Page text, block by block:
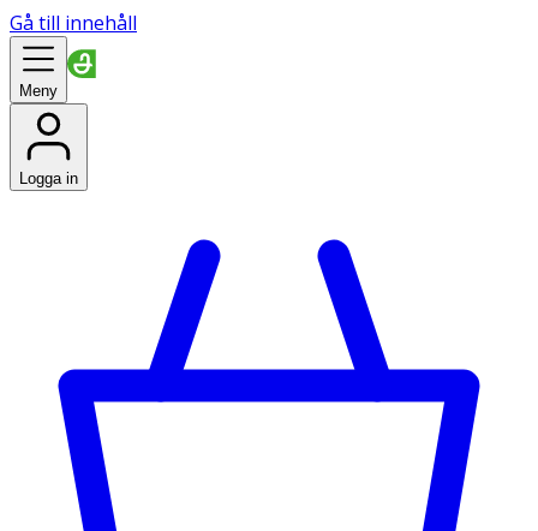
Gå till innehåll
Meny
Logga in